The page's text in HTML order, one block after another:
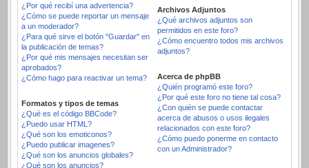
¿Por qué recibí una advertencia?
¿Cómo se puede reportar un mensaje
a un moderador?
¿Para qué sirve el botón "Guardar" en
la publicación de temas?
¿Por qué mis mensajes necesitan ser
aprobados?
¿Cómo hago para reactivar un tema?
Formatos y tipos de temas
¿Qué es el código BBCode?
¿Puedo usar HTML?
¿Qué son los emoticonos?
¿Puedo publicar imagenes?
¿Qué son los anuncios globales?
¿Qué son los anuncios?
Archivos Adjuntos
¿Qué archivos adjuntos son
permitidos en este foro?
¿Cómo encuentro todos mis archivos
adjuntos?
Acerca de phpBB
¿Quién programó este foro?
¿Por qué este foro no tiene tal cosa?
¿Con quién se puede contactar
acerca de abusos o usos ilegales
relacionados con este foro?
¿Cómo puedo ponerme en contacto
con un Administrador?